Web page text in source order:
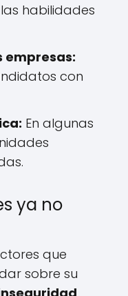
habilidades
empresas:
con
En algunas
ya no
que
sobre su